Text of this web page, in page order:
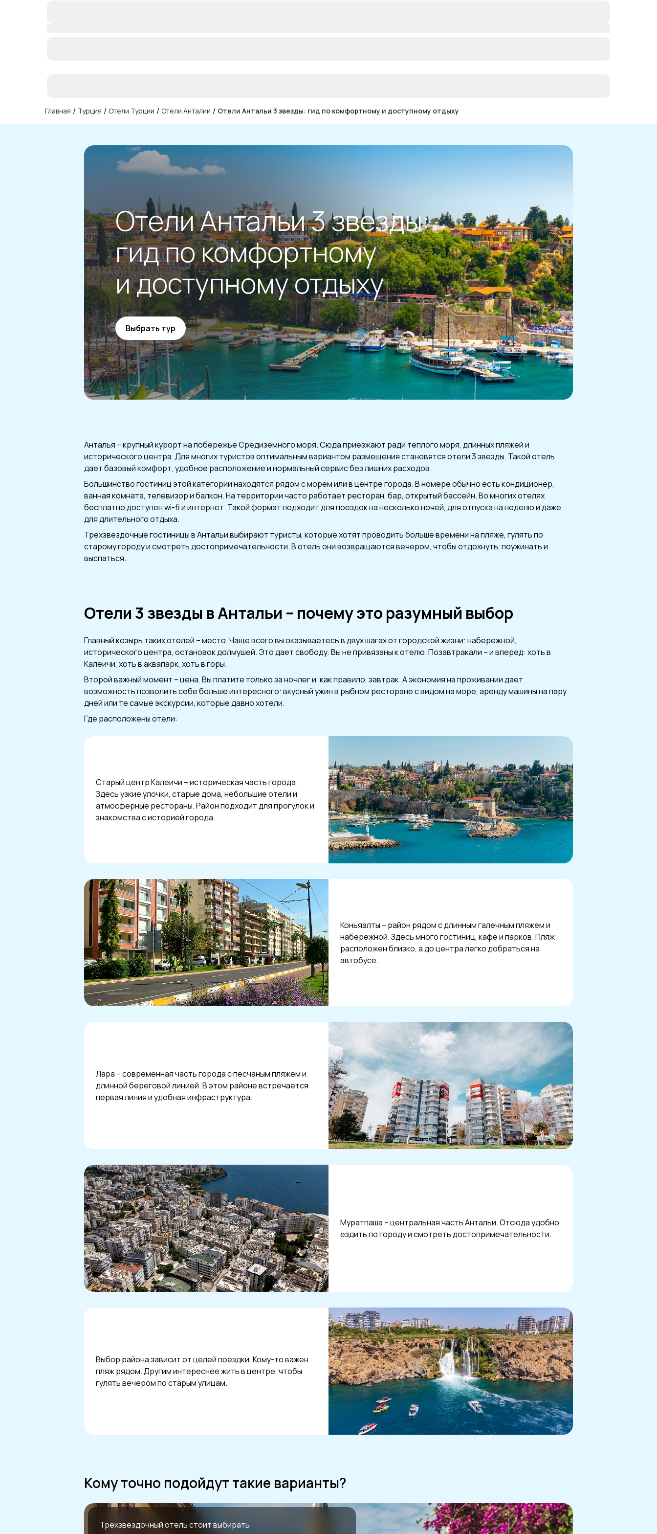
Главная / Турция / Отели Турции / Отели Анталии / Отели Антальи 3 звезды: гид по комфортному и доступному отдыху
Отели Антальи 3 звезды:
гид по комфортному
и доступному отдыху
Выбрать тур
Анталья – крупный курорт на побережье Средиземного моря. Сюда приезжают ради теплого моря, длинных пляжей и
исторического центра. Для многих туристов оптимальным вариантом размещения становятся отели 3 звезды. Такой отель
дает базовый комфорт, удобное расположение и нормальный сервис без лишних расходов.
Большинство гостиниц этой категории находятся рядом с морем или в центре города. В номере обычно есть кондиционер,
ванная комната, телевизор и балкон. На территории часто работает ресторан, бар, открытый бассейн. Во многих отелях
бесплатно доступен wi-fi и интернет. Такой формат подходит для поездок на несколько ночей, для отпуска на неделю и даже
для длительного отдыха.
Трехзвездочные гостиницы в Антальи выбирают туристы, которые хотят проводить больше времени на пляже, гулять по
старому городу и смотреть достопримечательности. В отель они возвращаются вечером, чтобы отдохнуть, поужинать и
выспаться.
Отели 3 звезды в Антальи – почему это разумный выбор
Главный козырь таких отелей – место. Чаще всего вы оказываетесь в двух шагах от городской жизни: набережной,
исторического центра, остановок долмушей. Это дает свободу. Вы не привязаны к отелю. Позавтракали – и вперед: хоть в
Калеичи, хоть в аквапарк, хоть в горы.
Второй важный момент – цена. Вы платите только за ночлег и, как правило, завтрак. А экономия на проживании дает
возможность позволить себе больше интересного: вкусный ужин в рыбном ресторане с видом на море, аренду машины на пару
дней или те самые экскурсии, которые давно хотели.
Где расположены отели:
Старый центр Калеичи – историческая часть города.
Здесь узкие улочки, старые дома, небольшие отели и
атмосферные рестораны. Район подходит для прогулок и
знакомства с историей города.
Коньяалты – район рядом с длинным галечным пляжем и
набережной. Здесь много гостиниц, кафе и парков. Пляж
расположен близко, а до центра легко добраться на
автобусе.
Лара – современная часть города с песчаным пляжем и
длинной береговой линией. В этом районе встречается
первая линия и удобная инфраструктура.
Муратпаша – центральная часть Антальи. Отсюда удобно
ездить по городу и смотреть достопримечательности.
Выбор района зависит от целей поездки. Кому-то важен
пляж рядом. Другим интереснее жить в центре, чтобы
гулять вечером по старым улицам.
Кому точно подойдут такие варианты?
Трехзвездочный отель стоит выбирать: